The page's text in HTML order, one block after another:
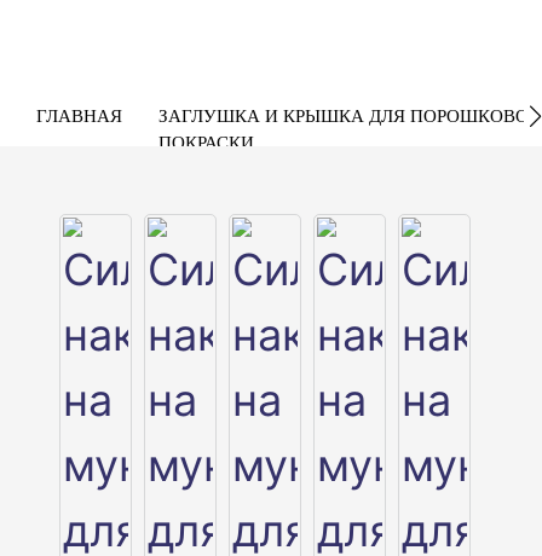
ГЛАВНАЯ
ЗАГЛУШКА И КРЫШКА ДЛЯ ПОРОШКОВОЙ
ПОКРАСКИ